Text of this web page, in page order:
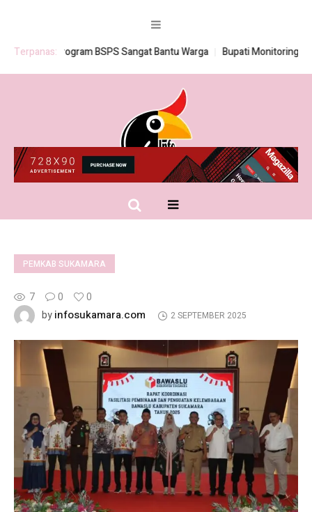
Terpanas:Program BSPS Sangat Bantu Warga Bupati Monitoring
PEMKAB SUKAMARA
7 0
0
byinfosukamara.com 2 SEPTEMBER 2025